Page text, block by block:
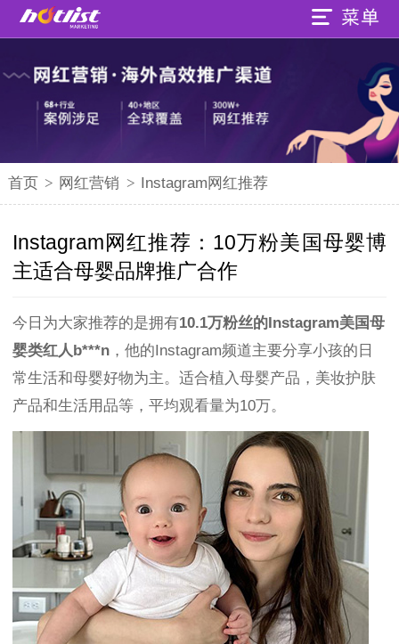
首页 > 网红营销 > Instagram网红推荐
Instagram网红推荐：10万粉美国母婴博
主适合母婴品牌推广合作
今日为大家推荐的是拥有10.1万粉丝的Instagram美国母
婴类红人b***n ，他的Instagram频道主要分享小孩的日
常生活和母婴好物为主。适合植入母婴产品，美妆护肤
产品和生活用品等，平均观看量为10万。